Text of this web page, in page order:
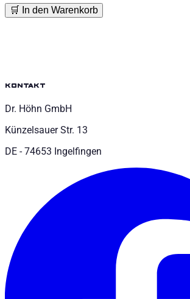
🛒 In den Warenkorb
kontakt
Dr. Höhn GmbH
Künzelsauer Str. 13
DE - 74653 Ingelfingen